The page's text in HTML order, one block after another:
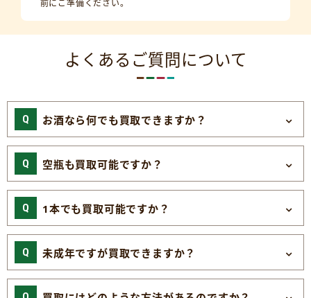
前にご準備ください。
よくあるご質問について
お酒なら何でも買取できますか？
空瓶も買取可能ですか？
1本でも買取可能ですか？
未成年ですが買取できますか？